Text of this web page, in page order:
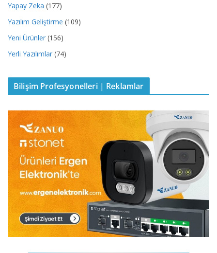
Yapay Zeka (177)
Yazılım Geliştirme (109)
Yeni Ürünler (156)
Yerli Yazılımlar (74)
Bilişim Profesyonelleri | Reklamlar